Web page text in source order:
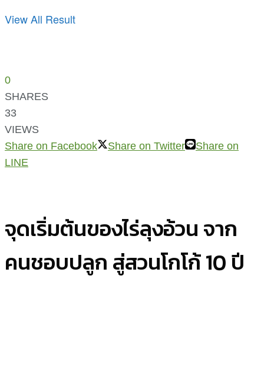
View All Result
0
SHARES
33
VIEWS
Share on Facebook
Share on Twitter
Share on
LINE
จุดเริ่มต้นของไร่ลุงอ้วน จาก
คนชอบปลูก สู่สวนโกโก้ 10 ปี